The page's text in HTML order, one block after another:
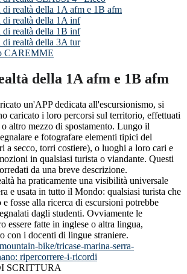
realtà della 1A afm e 1B afm
di realtà della 1A inf
di realtà della 1B inf
realtà della 3A tur
CAREMME
della 1A afm e 1B afm
un'APP dedicata all'escursionismo, si
caricato i loro percorsi sul territorio, effettuati
altro mezzo di spostamento. Lungo il
e fotografare elementi tipici del
a secco, torri costiere), o luoghi a loro cari e
in qualsiasi turista o viandante. Questi
da una breve descrizione.
ha praticamente una visibilità universale
e usata in tutto il Mondo: qualsiasi turista che
e fosse alla ricerca di escursioni potrebbe
dagli studenti. Ovviamente le
essere fatte in inglese o altra lingua,
con i docenti di lingue straniere.
bike/tricase-marina-serra-
ripercorrere-i-ricordi
SCRITTURA